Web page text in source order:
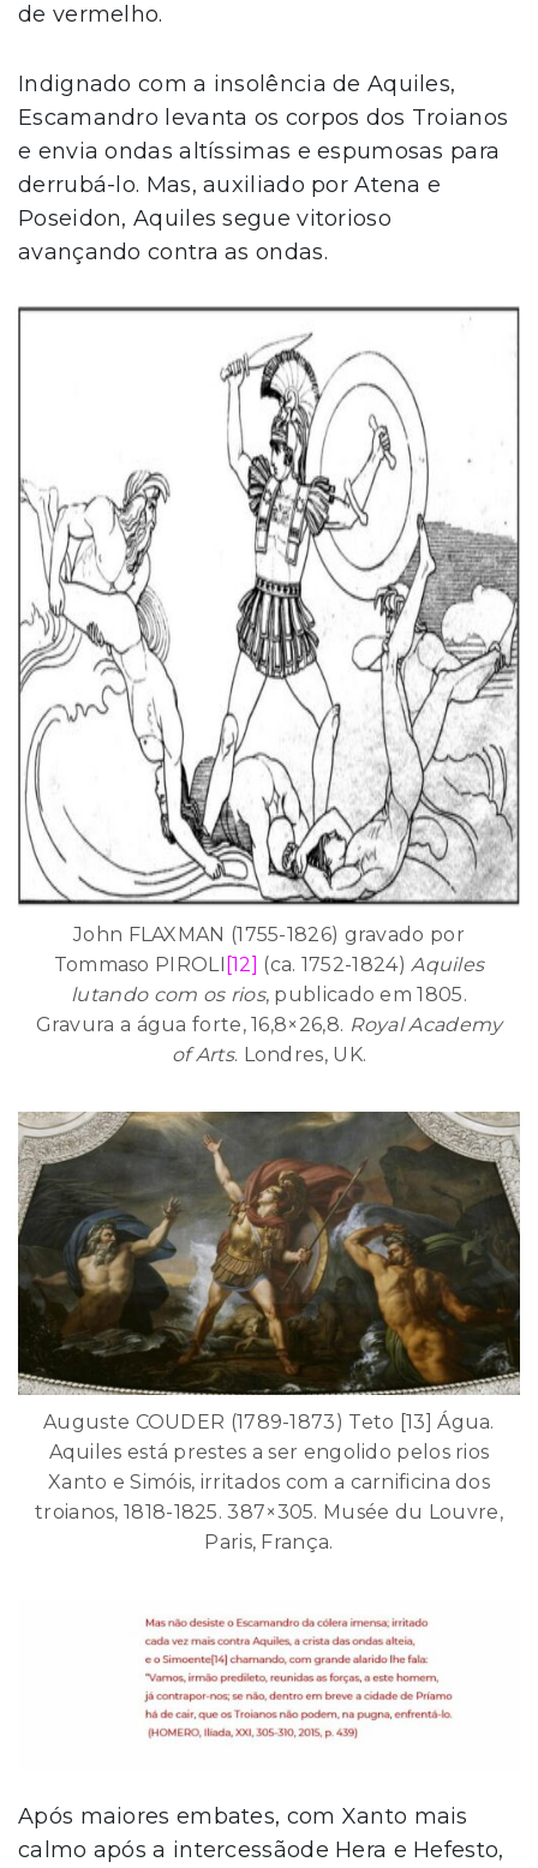
de vermelho.
Indignado com a insolência de Aquiles,
Escamandro levanta os corpos dos Troianos
e envia ondas altíssimas e espumosas para
derrubá-lo. Mas, auxiliado por Atena e
Poseidon, Aquiles segue vitorioso
avançando contra as ondas.
John FLAXMAN (1755-1826) gravado por
Tommaso PIROLI [12] (ca. 1752-1824)Aquiles
lutando com os rios, publicado em 1805.
Gravura a água forte, 16,8×26,8. Royal Academy
of Arts. Londres, UK.
Auguste COUDER (1789-1873) Teto [13] Água.
Aquiles está prestes a ser engolido pelos rios
Xanto e Simóis, irritados com a carnificina dos
troianos, 1818-1825. 387×305. Musée du Louvre,
Paris, França.
Após maiores embates, com Xanto mais
calmo após a intercessãode Hera e Hefesto,